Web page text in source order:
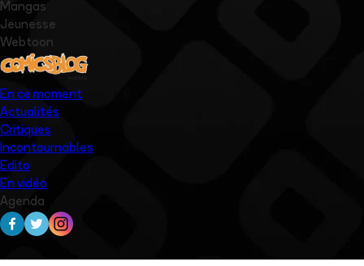
Mangas
Jeunesse
Webtoon
En ce moment
Actualités
Critiques
Incontournables
Edito
En vidéo
Agenda